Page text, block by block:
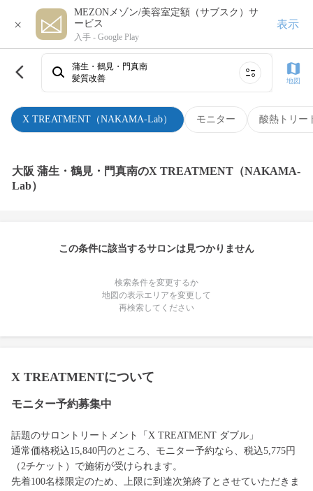
×
MEZONメゾン/美容室定額（サブスク）サ
ービス
入手 - Google Play
表示
X TREATMENT（NAKAMA-Lab） モニター 酸熱トリー
蒲生・鶴見・門真南
髪質改善
地図
大阪 蒲生・鶴見・門真南のX TREATMENT（NAKAMA-
Lab）
この条件に該当するサロンは見つかりません
検索条件を変更するか
地図の表示エリアを変更して
再検索してください
X TREATMENTについて
モニター予約募集中
話題のサロントリートメント「X TREATMENT ダブル」
通常価格税込15,840円のところ、モニター予約なら、税込5,775円
（2チケット）で施術が受けられます。
先着100名様限定のため、上限に到達次第終了とさせていただきま